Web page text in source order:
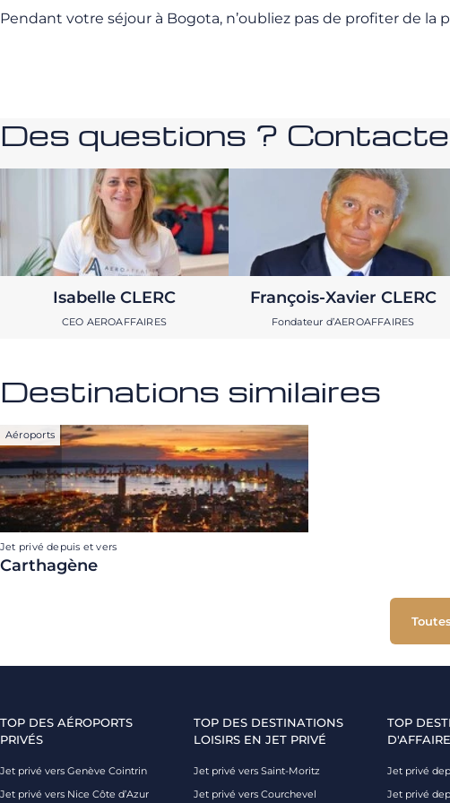
Pendant votre séjour à Bogota, n’oubliez pas de profiter de la
Des questions ?
Isabelle CLERC
CEO AEROAFFAIRES
François-Xavier CLERC
Fondateur d’AEROAFFAIRES
Destinations similaires
Aéroports
Jet privé depuis et vers
Carthagène
TOP DES AÉROPORTS
PRIVÉS
Jet privé vers Genève Cointrin
Jet privé vers Nice Côte d’Azur
TOP DES DESTINATIONS
LOISIRS EN JET PRIVÉ
Jet privé vers Saint-Moritz
Jet privé vers Courchevel
TOP
Jet privé
Jet privé